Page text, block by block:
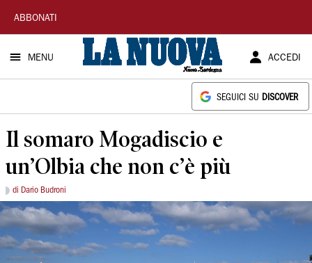
La
Nuova
Sardegna
ABBONATI
MENU ACCEDI
SEGUICI SU DISCOVER
Il somaro Mogadiscio e
un’Olbia che non c’è più
di Dario Budroni